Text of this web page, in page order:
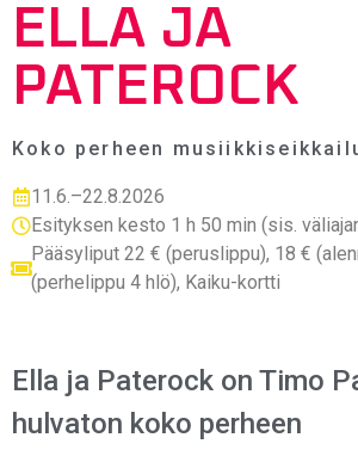
ELLA JA
PATEROCK
Koko perheen
11.6.–22.8.2026
Esityksen kesto 1 h 50 min (sis.
Pääsyliput 22 € (peruslippu), 18 €
(perhelippu 4 hlö), Kaiku-kortti
Ella ja Paterock on Timo
hulvaton koko perheen